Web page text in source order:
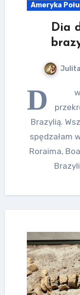
Ameryka
Dia
D
Brazylią.
spędzałam
Roraima,